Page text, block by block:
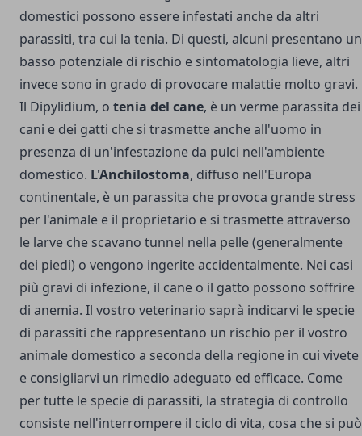
domestici possono essere infestati anche da altri
parassiti, tra cui la tenia. Di questi, alcuni presentano un
basso potenziale di rischio e sintomatologia lieve, altri
invece sono in grado di provocare malattie molto gravi.
Il Dipylidium, o tenia del cane, è un verme parassita dei
cani e dei gatti che si trasmette anche all'uomo in
presenza di un'infestazione da pulci nell'ambiente
domestico. L'Anchilostoma, diffuso nell'Europa
continentale, è un parassita che provoca grande stress
per l'animale e il proprietario e si trasmette attraverso
le larve che scavano tunnel nella pelle (generalmente
dei piedi) o vengono ingerite accidentalmente. Nei casi
più gravi di infezione, il cane o il gatto possono soffrire
di anemia. Il vostro veterinario saprà indicarvi le specie
di parassiti che rappresentano un rischio per il vostro
animale domestico a seconda della regione in cui vivete
e consigliarvi un rimedio adeguato ed efficace. Come
per tutte le specie di parassiti, la strategia di controllo
consiste nell'interrompere il ciclo di vita, cosa che si può